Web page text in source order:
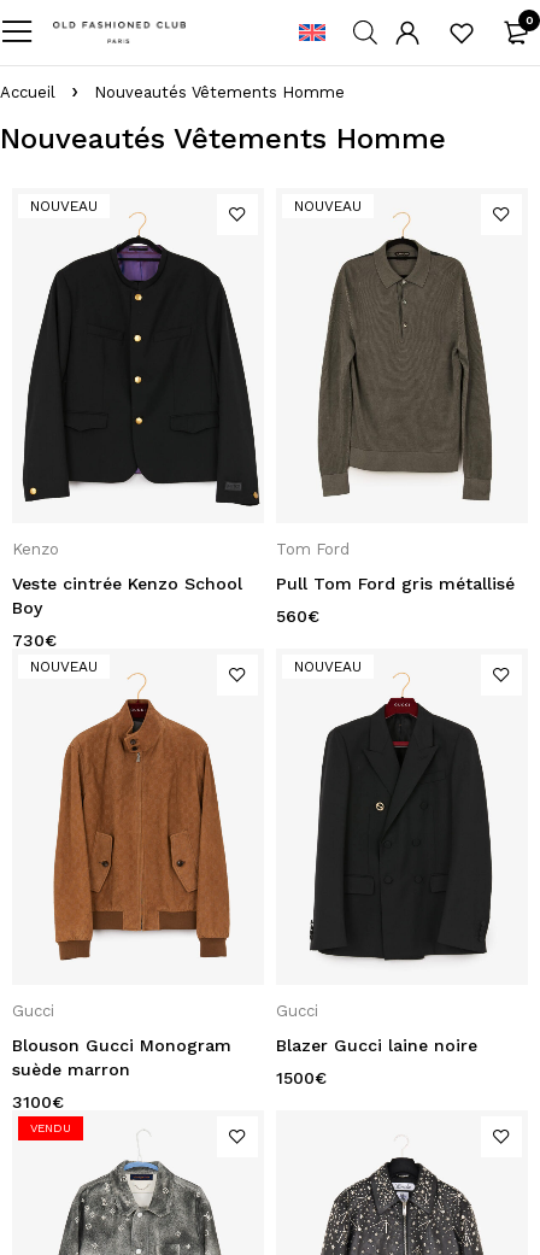
0
Accueil Nouveautés Vêtements Homme
Nouveautés Vêtements Homme
NOUVEAU
Kenzo
Veste cintrée Kenzo School
Boy
730€
NOUVEAU
Tom Ford
Pull Tom Ford gris métallisé
560€
NOUVEAU
Gucci
Blouson Gucci Monogram
suède marron
3100€
NOUVEAU
Gucci
Blazer Gucci laine noire
1500€
VENDU